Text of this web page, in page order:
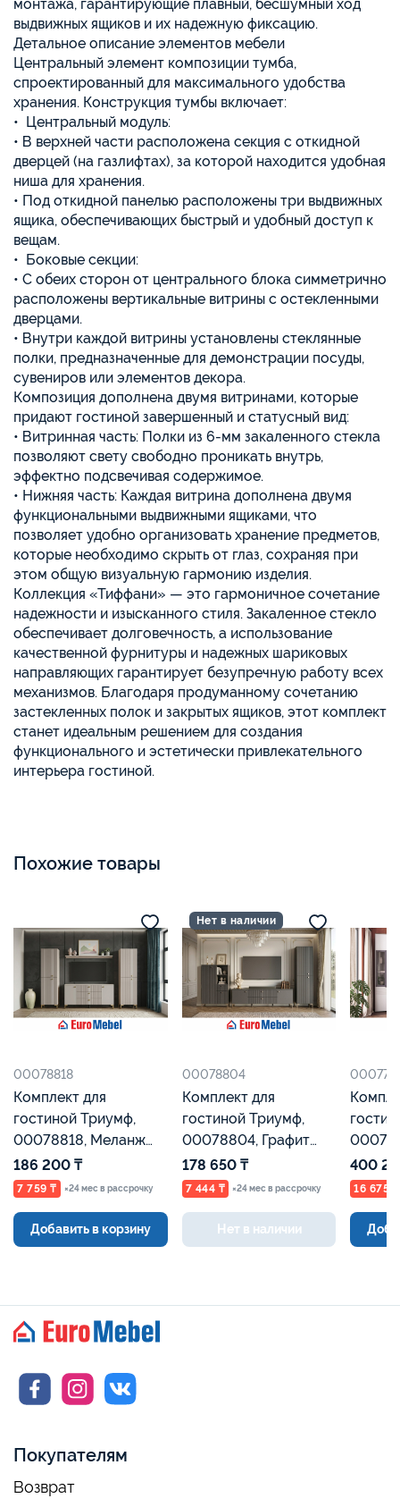
монтажа, гарантирующие плавный, бесшумный ход
выдвижных ящиков и их надежную фиксацию.
Детальное описание элементов мебели
Центральный элемент композиции тумба,
спроектированный для максимального удобства
хранения. Конструкция тумбы включает:
• Центральный модуль:
• В верхней части расположена секция с откидной
дверцей (на газлифтах), за которой находится удобная
ниша для хранения.
• Под откидной панелью расположены три выдвижных
ящика, обеспечивающих быстрый и удобный доступ к
вещам.
• Боковые секции:
• С обеих сторон от центрального блока симметрично
расположены вертикальные витрины с остекленными
дверцами.
• Внутри каждой витрины установлены стеклянные
полки, предназначенные для демонстрации посуды,
сувениров или элементов декора.
Композиция дополнена двумя витринами, которые
придают гостиной завершенный и статусный вид:
• Витринная часть: Полки из 6-мм закаленного стекла
позволяют свету свободно проникать внутрь,
эффектно подсвечивая содержимое.
• Нижняя часть: Каждая витрина дополнена двумя
функциональными выдвижными ящиками, что
позволяет удобно организовать хранение предметов,
которые необходимо скрыть от глаз, сохраняя при
этом общую визуальную гармонию изделия.
Коллекция «Тиффани» — это гармоничное сочетание
надежности и изысканного стиля. Закаленное стекло
обеспечивает долговечность, а использование
качественной фурнитуры и надежных шариковых
направляющих гарантирует безупречную работу всех
механизмов. Благодаря продуманному сочетанию
застекленных полок и закрытых ящиков, этот комплект
станет идеальным решением для создания
функционального и эстетически привлекательного
интерьера гостиной.
Похожие товары
00078818
Комплект для
гостиной Триумф,
00078818, Меланж
BS/Меланж,
Евромебель
186 200 ₸
7 759 ₸ ×24 мес в рассрочку
Добавить в корзину
Нет в наличии
00078804
Комплект для
гостиной Триумф,
00078804, Графит
серый/Графит,
Евромебель
178 650 ₸
7 444 ₸ ×24 мес в рассрочку
Нет в наличии
400
16 675 ₸
Покупателям
Возврат